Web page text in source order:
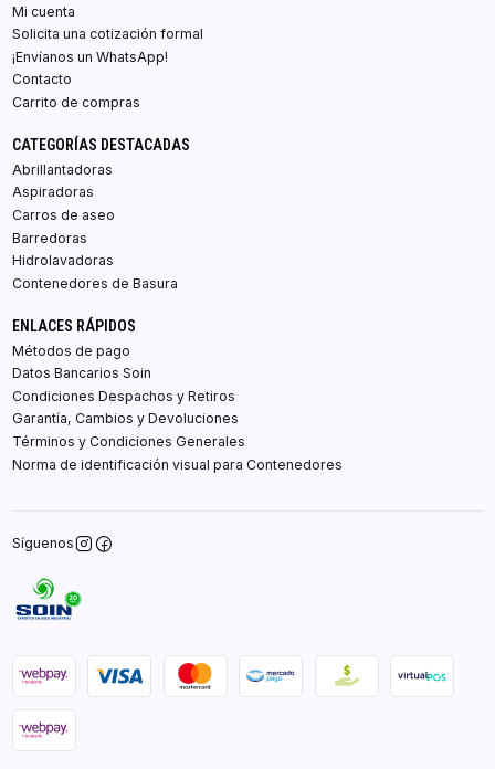
Mi cuenta
Solicita una cotización formal
¡Envíanos un WhatsApp!
Contacto
Carrito de compras
CATEGORÍAS DESTACADAS
Abrillantadoras
Aspiradoras
Carros de aseo
Barredoras
Hidrolavadoras
Contenedores de Basura
ENLACES RÁPIDOS
Métodos de pago
Datos Bancarios Soin
Condiciones Despachos y Retiros
Garantía, Cambios y Devoluciones
Términos y Condiciones Generales
Norma de identificación visual para Contenedores
Síguenos